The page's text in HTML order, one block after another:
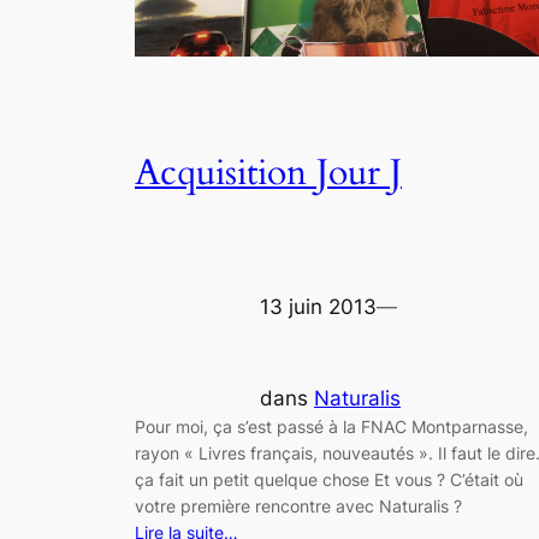
Acquisition Jour J
13 juin 2013—
dans Naturalis
Pour moi, ça s’est passé à la FNAC Montparnasse,
rayon « Livres français, nouveautés ». Il faut le
ça fait un petit quelque chose Et vous ? C’était où
votre première rencontre avec Naturalis ?
Lire la suite…